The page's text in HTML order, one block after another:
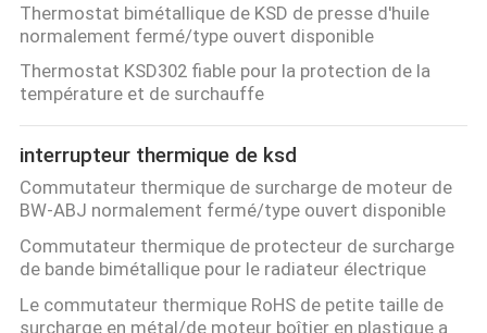
Thermostat bimétallique de KSD de presse d'huile
normalement fermé/type ouvert disponible
Thermostat KSD302 fiable pour la protection de la
température et de surchauffe
interrupteur thermique de ksd
Commutateur thermique de surcharge de moteur de
BW-ABJ normalement fermé/type ouvert disponible
Commutateur thermique de protecteur de surcharge
de bande bimétallique pour le radiateur électrique
Le commutateur thermique RoHS de petite taille de
surcharge en métal/de moteur boîtier en plastique a